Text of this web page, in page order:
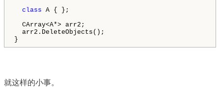
class A { };
  CArray<A*> arr2;
arr2.DeleteObjects();
就这样的小事。